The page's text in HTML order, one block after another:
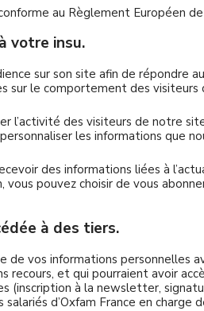
au Règlement Européen
votre insu.
sur son site afin de répondre
sur le comportement des visiteurs
des visiteurs de notre
les informations que
des informations liées à
pouvez choisir de vous
à des tiers.
de vos informations personnelles
et qui pourraient avoir
(inscription à la newsletter,
d’Oxfam France en